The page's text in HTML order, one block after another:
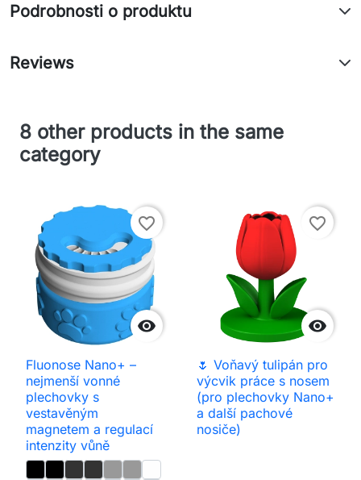
Podrobnosti o produktu
Reviews
8 other products in the same
category

favorite_border
Fluonose Nano+ –
nejmenší vonné
plechovky s
vestavěným
magnetem a regulací
intenzity vůně

favorite_border
🌷 Voňavý tulipán pro
výcvik práce s nosem
(pro plechovky Nano+
a další pachové
nosiče)